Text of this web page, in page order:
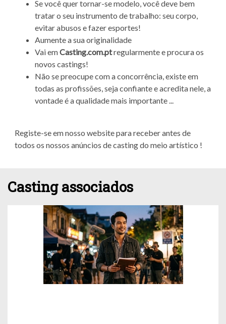
Se você quer tornar-se modelo, você deve bem
tratar o seu instrumento de trabalho: seu corpo,
evitar abusos e fazer esportes!
Aumente a sua originalidade
Vai emCasting.com.ptregularmente e procura os
novos castings!
Não se preocupe com a concorrência, existe em
todas as profissões, seja confiante e acredita nele, a
vontade é a qualidade mais importante ...
Registe-se em nosso website para receber antes de
todos os nossos anúncios de casting do meio artístico !
Casting associados